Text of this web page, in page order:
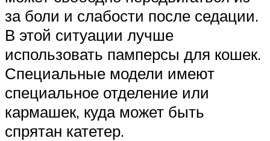
за боли и слабости после седации.
В этой ситуации лучше
использовать памперсы для кошек.
Специальные модели имеют
специальное отделение или
кармашек, куда может быть
спрятан катетер.